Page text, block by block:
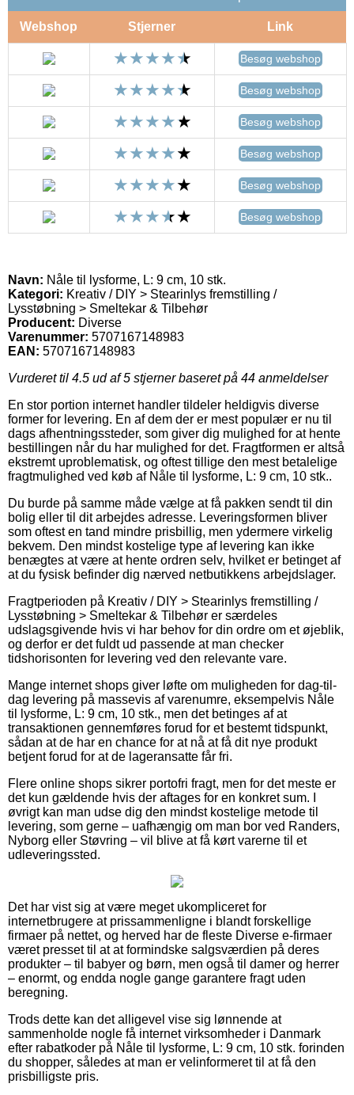
Webshop Stjerner Link
Besøg webshop
Besøg webshop
Besøg webshop
Besøg webshop
Besøg webshop
Besøg webshop
Navn: Nåle til lysforme, L: 9 cm, 10 stk.
Kategori: Kreativ / DIY > Stearinlys fremstilling /
Lysstøbning > Smeltekar & Tilbehør
Producent: Diverse
Varenummer: 5707167148983
EAN: 5707167148983
Vurderet til 4.5 ud af 5 stjerner baseret på 44 anmeldelser
En stor portion internet handler tildeler heldigvis diverse
former for levering. En af dem der er mest populær er nu til
dags afhentningssteder, som giver dig mulighed for at hente
bestillingen når du har mulighed for det. Fragtformen er altså
ekstremt uproblematisk, og oftest tillige den mest betalelige
fragtmulighed ved køb af Nåle til lysforme, L: 9 cm, 10 stk..
Du burde på samme måde vælge at få pakken sendt til din
bolig eller til dit arbejdes adresse. Leveringsformen bliver
som oftest en tand mindre prisbillig, men ydermere virkelig
bekvem. Den mindst kostelige type af levering kan ikke
benægtes at være at hente ordren selv, hvilket er betinget af
at du fysisk befinder dig nærved netbutikkens arbejdslager.
Fragtperioden på Kreativ / DIY > Stearinlys fremstilling /
Lysstøbning > Smeltekar & Tilbehør er særdeles
udslagsgivende hvis vi har behov for din ordre om et øjeblik,
og derfor er det fuldt ud passende at man checker
tidshorisonten for levering ved den relevante vare.
Mange internet shops giver løfte om muligheden for dag-til-
dag levering på massevis af varenumre, eksempelvis Nåle
til lysforme, L: 9 cm, 10 stk., men det betinges af at
transaktionen gennemføres forud for et bestemt tidspunkt,
sådan at de har en chance for at nå at få dit nye produkt
betjent forud for at de lageransatte får fri.
Flere online shops sikrer portofri fragt, men for det meste er
det kun gældende hvis der aftages for en konkret sum. I
øvrigt kan man udse dig den mindst kostelige metode til
levering, som gerne – uafhængig om man bor ved Randers,
Nyborg eller Støvring – vil blive at få kørt varerne til et
udleveringssted.
Det har vist sig at være meget ukompliceret for
internetbrugere at prissammenligne i blandt forskellige
firmaer på nettet, og herved har de fleste Diverse e-firmaer
været presset til at at formindske salgsværdien på deres
produkter – til babyer og børn, men også til damer og herrer
– enormt, og endda nogle gange garantere fragt uden
beregning.
Trods dette kan det alligevel vise sig lønnende at
sammenholde nogle få internet virksomheder i Danmark
efter rabatkoder på Nåle til lysforme, L: 9 cm, 10 stk. forinden
du shopper, således at man er velinformeret til at få den
prisbilligste pris.